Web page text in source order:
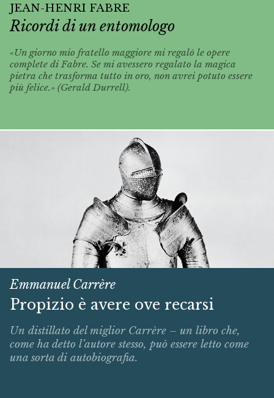
JEAN-HENRI FABRE
Ricordi di un entomologo
«Un giorno mio fratello maggiore mi regalò le opere
complete di Fabre. Se mi avessero regalato la magica
pietra che trasforma tutto in oro, non avrei potuto essere
più felice.» (Gerald Durrell).
Emmanuel Carrère
Propizio è avere ove recarsi
Un distillato del miglior Carrère – un libro che,
come ha detto l’autore stesso, può essere letto come
una sorta di autobiografia.